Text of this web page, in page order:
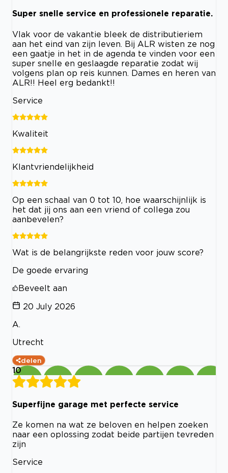
Super snelle service en professionele reparatie.
Vlak voor de vakantie bleek de distributieriem
aan het eind van zijn leven. Bij ALR wisten ze nog
een gaatje in het in de agenda te vinden voor een
super snelle en geslaagde reparatie zodat wij
volgens plan op reis kunnen. Dames en heren van
ALR!! Heel erg bedankt!!
Service
Kwaliteit
Klantvriendelijkheid
Op een schaal van 0 tot 10, hoe waarschijnlijk is
het dat jij ons aan een vriend of collega zou
aanbevelen?
Wat is de belangrijkste reden voor jouw score?
De goede ervaring
Beveelt aan
20 July 2026
A.
Utrecht
delen
10
Superfijne garage met perfecte service
Ze komen na wat ze beloven en helpen zoeken
naar een oplossing zodat beide partijen tevreden
zijn
Service